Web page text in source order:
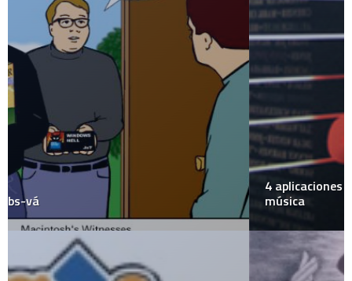
4 aplicaciones libres para montar un servidor de
música